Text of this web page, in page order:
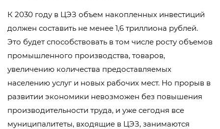
К 2030 году в ЦЭЗ объем накопленных инвестиций
должен составить не менее 1,6 триллиона рублей.
Это будет способствовать в том числе росту объемов
промышленного производства, товаров,
увеличению количества предоставляемых
населению услуг и новых рабочих мест. Но прорыв в
развитии экономики невозможен без повышения
производительности труда, и уже сегодня все
муниципалитеты, входящие в ЦЭЗ, занимаются